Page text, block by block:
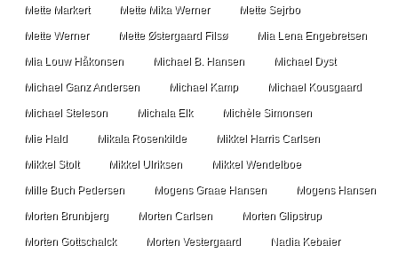
Mette Markert Mette Mika Werner Mette Sejrbo
Mette Werner Mette Østergaard Filsø Mia Lena Engebretsen
Mia Louw Håkonsen Michael B. Hansen Michael Dyst
Michael Ganz Andersen Michael Kamp Michael Kousgaard
Michael Steleson Michala Elk Michèle Simonsen
Mie Hald Mikala Rosenkilde Mikkel Harris Carlsen
Mikkel Stolt Mikkel Ulriksen Mikkel Wendelboe
Mille Buch Pedersen Mogens Graae Hansen Mogens Hansen
Morten Brunbjerg Morten Carlsen Morten Glipstrup
Morten Gottschalck Morten Vestergaard Nadia Kebaier